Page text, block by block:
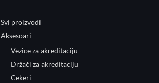
Svi proizvodi
Aksesoari
Vezice za akreditaciju
Držači za akreditaciju
Cekeri